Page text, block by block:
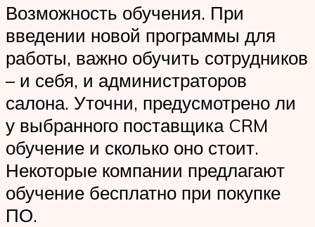
Возможность обучения. При
введении новой программы для
работы, важно обучить сотрудников
– и себя, и администраторов
салона. Уточни, предусмотрено ли
у выбранного поставщика CRM
обучение и сколько оно стоит.
Некоторые компании предлагают
обучение бесплатно при покупке
ПО.